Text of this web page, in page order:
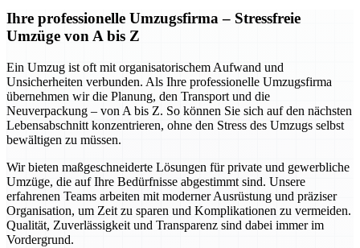
Ihre professionelle Umzugsfirma – Stressfreie
Umzüge von A bis Z
Ein Umzug ist oft mit organisatorischem Aufwand und
Unsicherheiten verbunden. Als Ihre professionelle Umzugsfirma
übernehmen wir die Planung, den Transport und die
Neuverpackung – von A bis Z. So können Sie sich auf den nächsten
Lebensabschnitt konzentrieren, ohne den Stress des Umzugs selbst
bewältigen zu müssen.
Wir bieten maßgeschneiderte Lösungen für private und gewerbliche
Umzüge, die auf Ihre Bedürfnisse abgestimmt sind. Unsere
erfahrenen Teams arbeiten mit moderner Ausrüstung und präziser
Organisation, um Zeit zu sparen und Komplikationen zu vermeiden.
Qualität, Zuverlässigkeit und Transparenz sind dabei immer im
Vordergrund.